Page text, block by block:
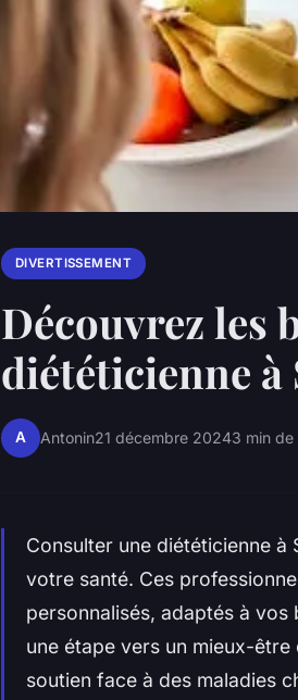
DIVERTISSEMENT
Découvrez les
diététicienne
A Antonin21 décembre 20243 min
Consulter une diététicienne à
votre santé. Ces
personnalisés, adaptés à
une étape vers un mieux-
soutien face à des maladies